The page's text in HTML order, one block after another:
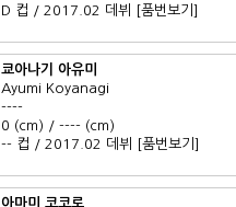
D 컵 / 2017.02 데뷔
[품번보기]
쿄아나기 아유미
Ayumi Koyanagi
----
0 (cm) / ---- (cm)
-- 컵 / 2017.02 데뷔
[품번보기]
아마미 코코로